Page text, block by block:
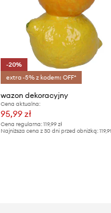
-20%
extra -5% z kodem: OFF*
wazon dekoracyjny
Cena aktualna:
95,99 zł
Cena regularna:119,99 zł
Najniższa cena z 30 dni przed obniżką: